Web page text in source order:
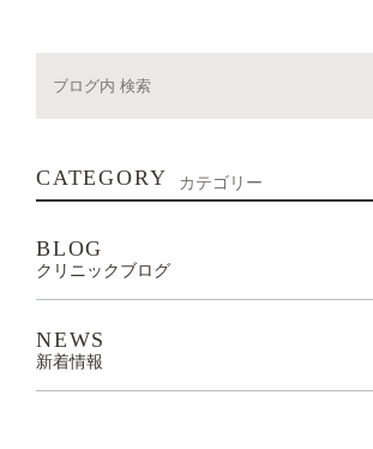
CATEGORY カテゴリー
BLOG
クリニックブログ
NEWS
新着情報